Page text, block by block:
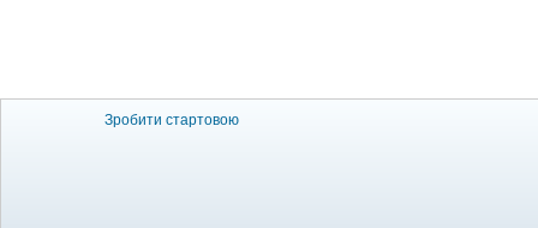
Зробити стартовою